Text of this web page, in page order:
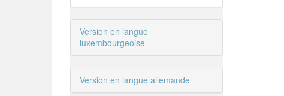
Version en langue
luxembourgeoise
Version en langue allemande